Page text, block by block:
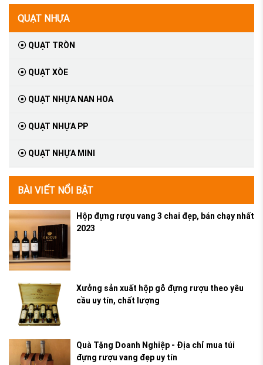
QUẠT NHỰA
QUẠT TRÒN
QUẠT XÒE
QUẠT NHỰA NAN HOA
QUẠT NHỰA PP
QUẠT NHỰA MINI
BÀI VIẾT NỔI BẬT
Hộp đựng rượu vang 3 chai đẹp, bán chạy nhất
2023
Xưởng sản xuất hộp gỗ đựng rượu theo yêu
cầu uy tín, chất lượng
Quà Tặng Doanh Nghiệp - Địa chỉ mua túi
đựng rượu vang đẹp uy tín